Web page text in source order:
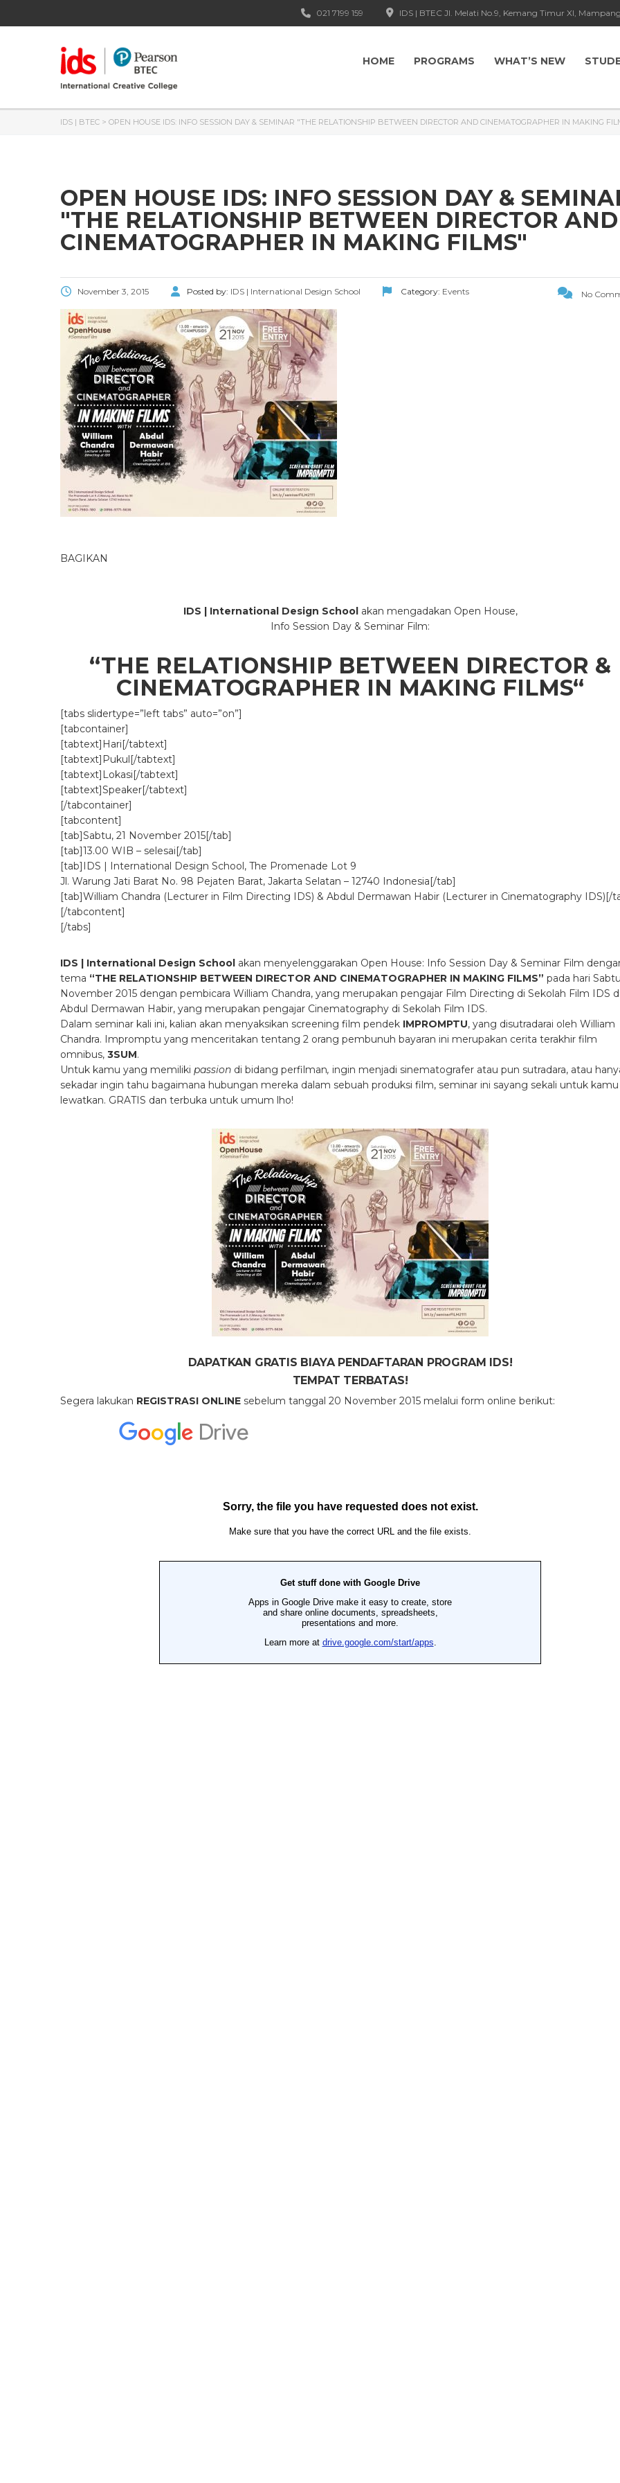
IDS | BTEC Jl. Melati No.9, Kemang Timur XI,
021 7199 159
HOME PROGRAMS WHAT’S NEW
IDS | BTEC > OPEN HOUSE IDS: INFO SESSION DAY & SEMINAR "THE RELATIONSHIP BETWEEN DIRECTOR AND CINEMATOGRAPHER IN MAKING
OPEN HOUSE IDS: INFO SESSION DAY &
"THE RELATIONSHIP BETWEEN DIRECTOR AND
CINEMATOGRAPHER IN MAKING FILMS"
November 3, 2015 Posted by: IDS | International Design School Category: Events No
BAGIKAN
IDS | International Design School akan mengadakan Open House,
Info Session Day & Seminar Film:
“THE RELATIONSHIP BETWEEN DIRECTOR &
CINEMATOGRAPHER IN MAKING FILMS“
[tabs slidertype=”left tabs” auto=”on”]
[tabcontainer]
[tabtext]Hari[/tabtext]
[tabtext]Pukul[/tabtext]
[tabtext]Lokasi[/tabtext]
[tabtext]Speaker[/tabtext]
[/tabcontainer]
[tabcontent]
[tab]Sabtu, 21 November 2015[/tab]
[tab]13.00 WIB – selesai[/tab]
[tab]IDS | International Design School, The Promenade Lot 9
Jl. Warung Jati Barat No. 98 Pejaten Barat, Jakarta Selatan – 12740 Indonesia[/tab]
[tab]William Chandra (Lecturer in Film Directing IDS) & Abdul Dermawan Habir (Lecturer in Cinematography IDS)[/
[/tabcontent]
[/tabs]
IDS | International Design School akan menyelenggarakan Open House: Info Session Day & Seminar Film
tema “THE RELATIONSHIP BETWEEN DIRECTOR AND CINEMATOGRAPHER IN MAKING FILMS” pada hari
November 2015 dengan pembicara William Chandra, yang merupakan pengajar Film Directing di Sekolah Film IDS
Abdul Dermawan Habir, yang merupakan pengajar Cinematography di Sekolah Film IDS.
Dalam seminar kali ini, kalian akan menyaksikan screening film pendek IMPROMPTU, yang disutradarai oleh William
Chandra. Impromptu yang menceritakan tentang 2 orang pembunuh bayaran ini merupakan cerita terakhir film
omnibus, 3SUM.
Untuk kamu yang memiliki passion di bidang perfilman, ingin menjadi sinematografer atau pun sutradara, atau
sekadar ingin tahu bagaimana hubungan mereka dalam sebuah produksi film, seminar ini sayang sekali untuk kamu
lewatkan. GRATIS dan terbuka untuk umum lho!
DAPATKAN GRATIS BIAYA PENDAFTARAN PROGRAM IDS!
TEMPAT TERBATAS!
Segera lakukan REGISTRASI ONLINE sebelum tanggal 20 November 2015 melalui form online berikut: